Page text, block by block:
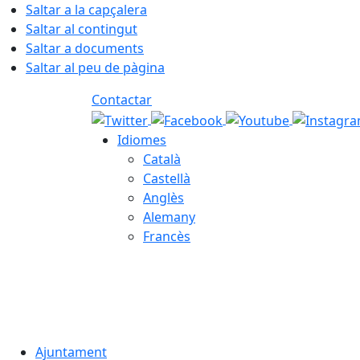
Saltar a la capçalera
Saltar al contingut
Saltar a documents
Saltar al peu de pàgina
Contactar
Idiomes
Català
Castellà
Anglès
Alemany
Francès
Ajuntament